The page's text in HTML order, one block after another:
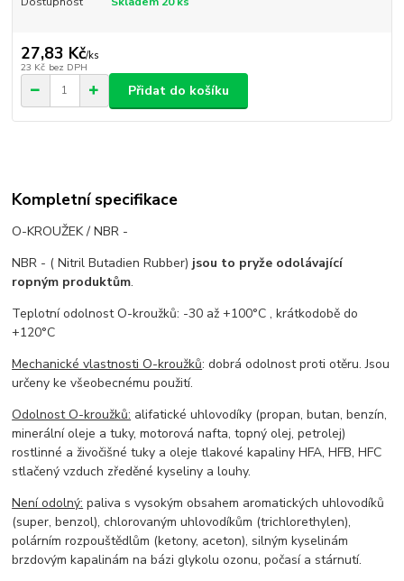
27,83 Kč/ks
23 Kč bez DPH
Přidat do košíku
Kompletní specifikace
O-KROUŽEK / NBR -
NBR - ( Nitril Butadien Rubber) jsou to pryže odolávající
ropným produktům.
Teplotní odolnost O-kroužků: -30 až +100°C , krátkodobě do
+120°C
Mechanické vlastnosti O-kroužků: dobrá odolnost proti otěru. Jsou
určeny ke všeobecnému použití.
Odolnost O-kroužků: alifatické uhlovodíky (propan, butan, benzín,
minerální oleje a tuky, motorová nafta, topný olej, petrolej)
rostlinné a živočišné tuky a oleje tlakové kapaliny HFA, HFB, HFC
stlačený vzduch zředěné kyseliny a louhy.
Není odolný: paliva s vysokým obsahem aromatických uhlovodíků
(super, benzol), chlorovaným uhlovodíkům (trichlorethylen),
polárním rozpouštědlům (ketony, aceton), silným kyselinám
brzdovým kapalinám na bázi glykolu ozonu, počasí a stárnutí.